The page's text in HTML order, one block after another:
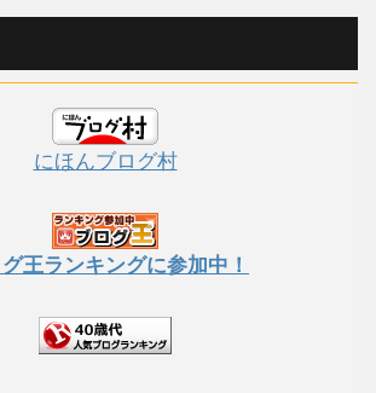
にほんブログ村
王ランキングに参加中！